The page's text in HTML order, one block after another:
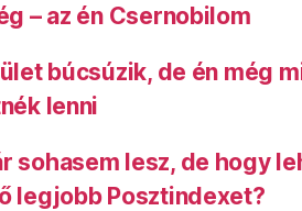
– az én Csernobilom
búcsúzik, de én még
lenni
sohasem lesz, de hogy
legjobb Posztindexet?